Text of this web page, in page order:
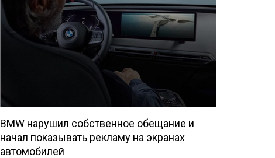
BMW нарушил собственное обещание и
начал показывать рекламу на экранах
автомобилей